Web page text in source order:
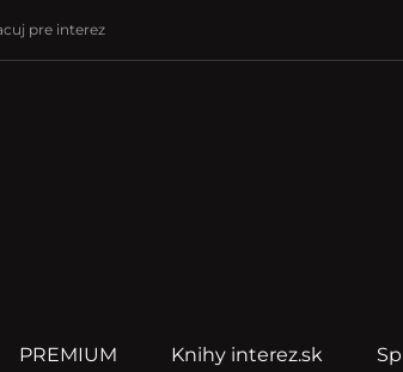
pre interez
PREMIUM Knihy interez.sk